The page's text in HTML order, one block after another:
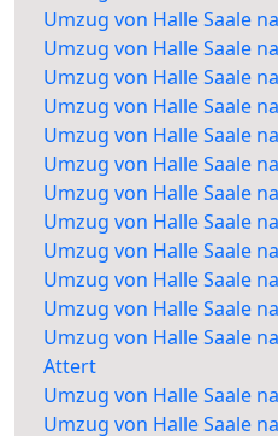
Umzug von Halle Saale
Umzug von Halle Saale
Umzug von Halle Saale
Umzug von Halle Saale
Umzug von Halle Saale
Umzug von Halle Saale
Umzug von Halle Saale
Umzug von Halle Saale
Umzug von Halle Saale
Umzug von Halle Saale
Umzug von Halle Saale
Umzug von Halle Saale
Attert
Umzug von Halle Saale
Umzug von Halle Saale